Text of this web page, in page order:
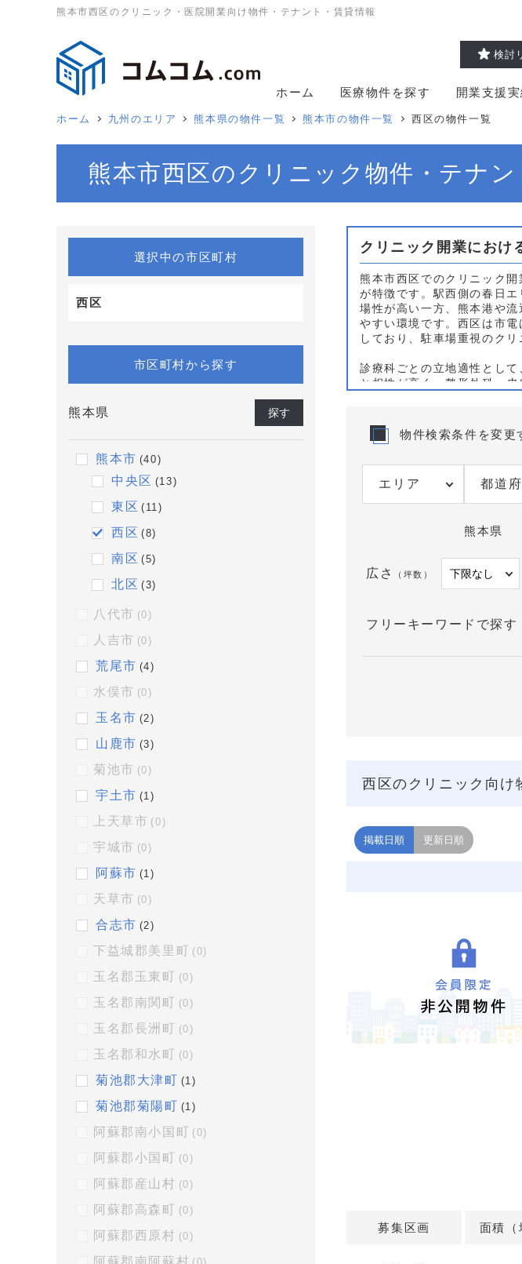
熊本市西区のクリニック・医院開業向け物件・テナント・賃貸情報
ホーム 医療物件を探す 開業支援実
検討
ホーム 九州のエリア 熊本県の物件一覧 熊本市の物件一覧 西区の物件一覧
熊本市西区のクリニック物件・テナン
選択中の市区町村
西区
市区町村から探す
熊本県 探す
熊本市 (40)
中央区 (13)
東区 (11)
西区 (8)
南区 (5)
北区 (3)
八代市 (0)
人吉市 (0)
荒尾市 (4)
水俣市 (0)
玉名市 (2)
山鹿市 (3)
菊池市 (0)
宇土市 (1)
上天草市 (0)
宇城市 (0)
阿蘇市 (1)
天草市 (0)
合志市 (2)
下益城郡美里町 (0)
玉名郡玉東町 (0)
玉名郡南関町 (0)
玉名郡長洲町 (0)
玉名郡和水町 (0)
菊池郡大津町 (1)
菊池郡菊陽町 (1)
阿蘇郡南小国町 (0)
阿蘇郡小国町 (0)
阿蘇郡産山村 (0)
阿蘇郡高森町 (0)
阿蘇郡西原村 (0)
阿蘇郡南阿蘇村
クリニック開業におけ
熊本市西区でのクリニック
が特徴です。駅西側の春日
場性が高い一方、熊本港や
やすい環境です。西区は市
しており、駐車場重視のク
診療科ごとの立地適性とし
と相性が高く、整形外科・
と停電・断水時の継続運営
ールは初期集患の立ち上が
性が成果を左右します。
掲載中以外の区画や条件交
物件検索条件を変更
都道
熊本県
広さ （坪数）
フリーキーワードで探す
西区のクリニック向け
掲載日順 更新日順
募集区画 面積（